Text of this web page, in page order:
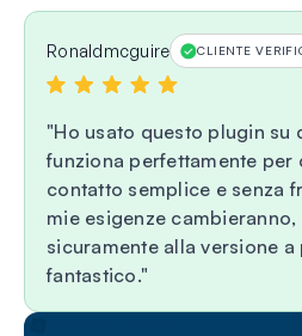
Ronaldmcguire CLIENTE
Ho usato questo plugin su
funziona perfettamente per
contatto semplice e senza
mie esigenze cambieranno,
sicuramente alla versione
fantastico.